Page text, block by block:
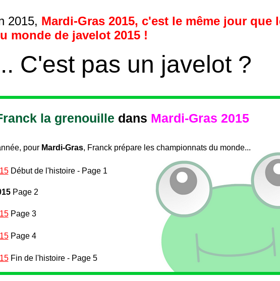
2015, Mardi-Gras 2015, c'est le même jour que
monde de javelot 2015 !
C'est pas un javelot ?
la grenouille dans Mardi-Gras 2015
pour Mardi-Gras, Franck prépare les championnats du monde...
Début de l'histoire - Page 1
Page 2
Page 3
Page 4
Fin de l'histoire - Page 5